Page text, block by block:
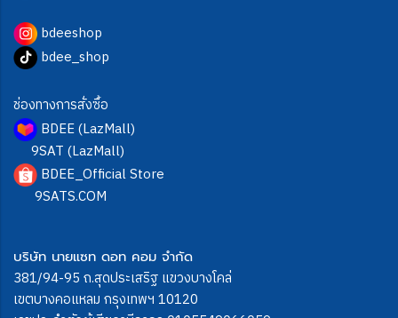
bdeeshop
bdee_shop
ช่องทางการสั่งซื้อ
BDEE (LazMall)
9SAT (LazMall)
BDEE_Official Store
9SATS.COM
บริษัท นายแซท ดอท คอม จำกัด
381/94-95 ถ.สุดประเสริฐ แขวงบางโคล่
เขตบางคอแหลม กรุงเทพฯ 10120